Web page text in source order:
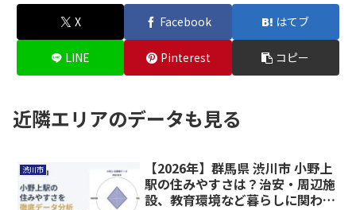
X Facebook はてブ
LINE Pinterest コピー
近隣エリアのデータも見る
渋川市
【2026年】群馬県 渋川市 小野上
駅の住みやすさは？治安・周辺施
設、教育環境など暮らしに関わる